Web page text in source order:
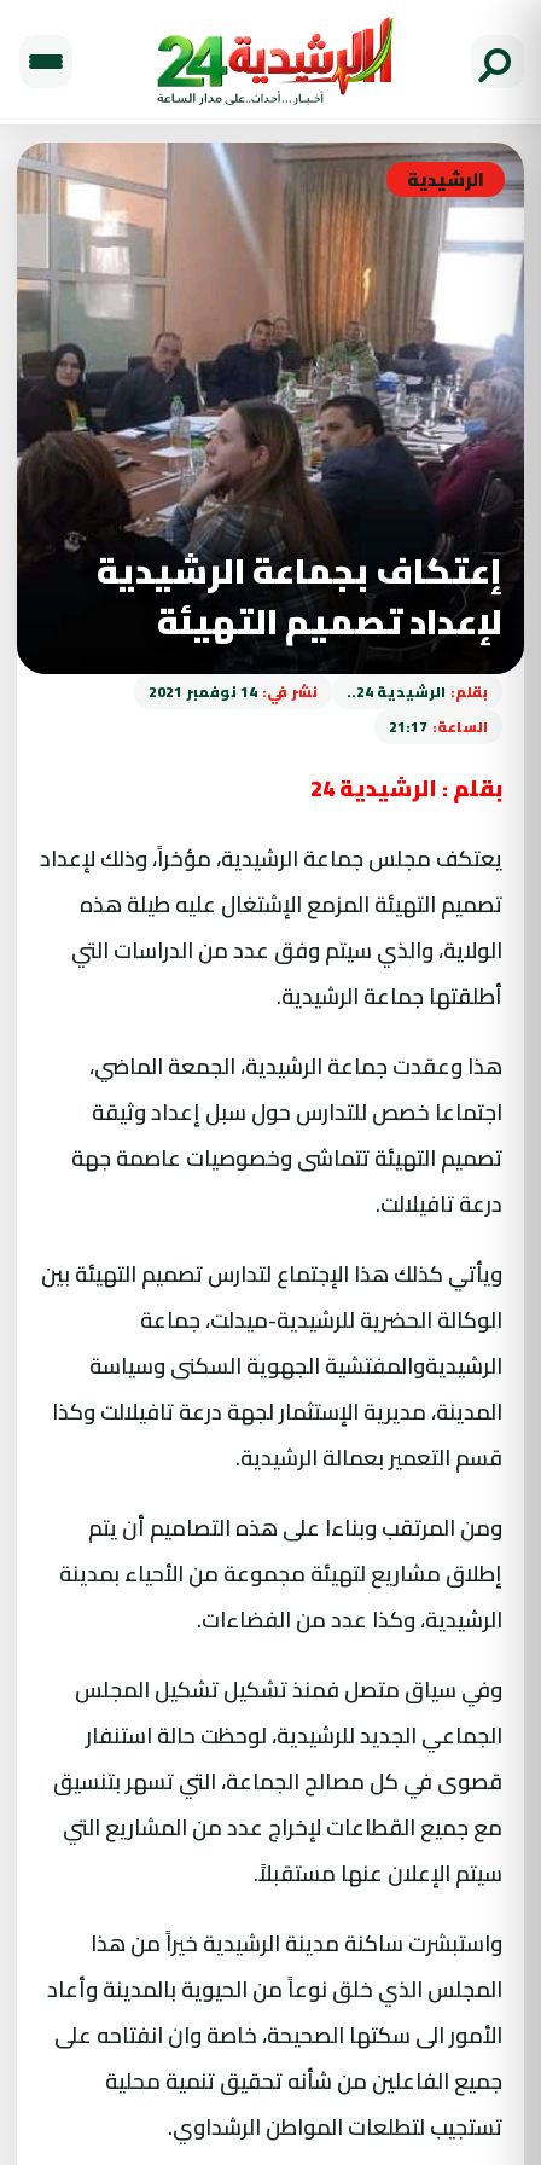
الرشيدية
إعتكاف بجماعة الرشيدية
لإعداد تصميم التهيئة
بقلم: الرشيدية 24.. نشر في: 14 نوفمبر 2021
الساعة: 21:17
بقلم : الرشيدية 24
يعتكف مجلس جماعة الرشيدية، مؤخراً، وذلك لإعداد
تصميم التهيئة المزمع الإشتغال عليه طيلة هذه
الولاية، والذي سيتم وفق عدد من الدراسات التي
أطلقتها جماعة الرشيدية.
هذا وعقدت جماعة الرشيدية، الجمعة الماضي،
اجتماعا خصص للتدارس حول سبل إعداد وثيقة
تصميم التهيئة تتماشى وخصوصيات عاصمة جهة
درعة تافيلالت.
ويأتي كذلك هذا الإجتماع لتدارس تصميم التهيئة بين
الوكالة الحضرية للرشيدية-ميدلت، جماعة
الرشيديةوالمفتشية الجهوية السكنى وسياسة
المدينة، مديرية الإستثمار لجهة درعة تافيلالت وكذا
قسم التعمير بعمالة الرشيدية.
ومن المرتقب وبناءا على هذه التصاميم أن يتم
إطلاق مشاريع لتهيئة مجموعة من الأحياء بمدينة
الرشيدية، وكذا عدد من الفضاءات.
وفي سياق متصل فمنذ تشكيل تشكيل المجلس
الجماعي الجديد للرشيدية، لوحظت حالة استنفار
قصوى في كل مصالح الجماعة، التي تسهر بتنسيق
مع جميع القطاعات لإخراج عدد من المشاريع التي
سيتم الإعلان عنها مستقبلاً.
واستبشرت ساكنة مدينة الرشيدية خيراً من هذا
المجلس الذي خلق نوعاً من الحيوية بالمدينة وأعاد
الأمور الى سكتها الصحيحة، خاصة وان انفتاحه على
جميع الفاعلين من شأنه تحقيق تنمية محلية
تستجيب لتطلعات المواطن الرشداوي.